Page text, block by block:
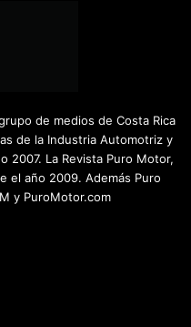
de medios de Costa Rica
de la Industria Automotriz y
2007. La Revista Puro Motor,
el año 2009. Además Puro
y PuroMotor.com